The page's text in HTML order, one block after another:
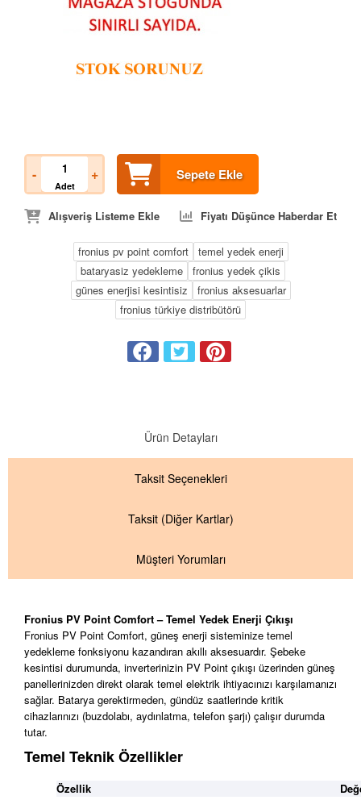
-
Adet
+ Sepete Ekle
Alışveriş Listeme Ekle Fiyatı Düşünce Haberdar Et
fronius pv point comfort
temel yedek enerji
bataryasiz yedekleme
fronius yedek çikis
günes enerjisi kesintisiz
fronius aksesuarlar
fronius türkiye distribütörü
Ürün Detayları
Taksit Seçenekleri
Taksit (Diğer Kartlar)
Müşteri Yorumları
Fronius PV Point Comfort – Temel Yedek Enerji Çıkışı
Fronius PV Point Comfort, güneş enerji sisteminize temel
yedekleme fonksiyonu kazandıran akıllı aksesuardır. Şebeke
kesintisi durumunda, inverterinizin PV Point çıkışı üzerinden güneş
panellerinizden direkt olarak temel elektrik ihtiyacınızı karşılamanızı
sağlar. Batarya gerektirmeden, gündüz saatlerinde kritik
cihazlarınızı (buzdolabı, aydınlatma, telefon şarjı) çalışır durumda
tutar.
Temel Teknik Özellikler
Özellik